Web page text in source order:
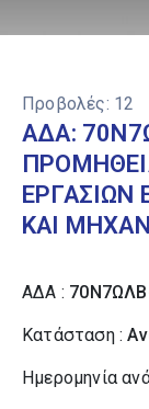
Προβολές: 12
ΑΔΑ:
ΕΡΓΑΣΙΩΝ
ΚΑΙ
ΑΔΑ :
Κατάσταση :
Ημερομηνία